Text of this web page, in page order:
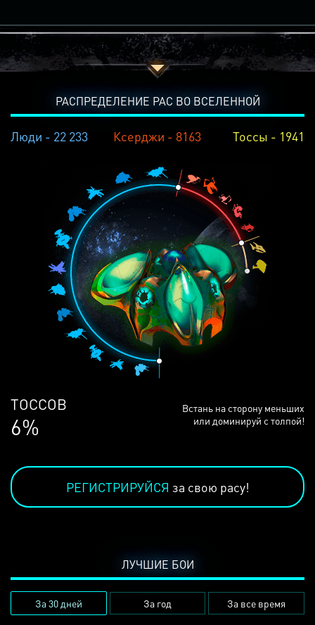
РАСПРЕДЕЛЕНИЕ РАС ВО ВСЕЛЕННОЙ
Люди - 22 233 Ксерджи - 8163 Тоссы - 1941
ЛЮДЕЙ
68%
Встань на сторону меньших
или доминируй с толпой!
РЕГИСТРИРУЙСЯ за свою расу!
ЛУЧШИЕ БОИ
За 30 дней За год За все время